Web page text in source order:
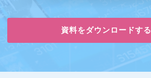
資料をダウンロードする